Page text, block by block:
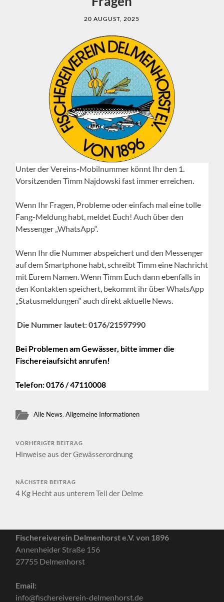
20 AUGUST, 2025
Unter der Vereins-Mobilnummer könnt Ihr den 1.
Vorsitzenden Timm Najdowski fast immer erreichen.
Wenn Ihr Fragen, Probleme oder einfach mal eine tolle
Fang-Meldung habt, meldet Euch! Auch über den
Messenger „WhatsApp“.
Wenn Ihr die Nummer abspeichert und den Messenger
auf dem Smartphone habt, schreibt Timm eine Nachricht
mit Eurem Namen. Wenn Timm Euch dann ebenfalls in
den Kontakten speichert, bekommt ihr über WhatsApp
„Statusmeldungen“ auch direkt aktuelle News.
Die Nummer lautet: 0176/21597990
Bei Problemen am Gewässer, bitte immer die
Fischereiaufsicht anrufen!
Telefon: 0176 / 47110008
Alle News,Allgemeine Informationen
VORHERIGER BEITRAG
Hinweise aus der Gewässerordnung
NÄCHSTER BEITRAG
4 Kg Hecht aus unterem Teil der Delme
Fischereiverein Delmenhorst e.V. von 1896
Annenheider Straße 156
27755 Delmenhorst
Email:
info@fischereiverein-delmenhorst.de